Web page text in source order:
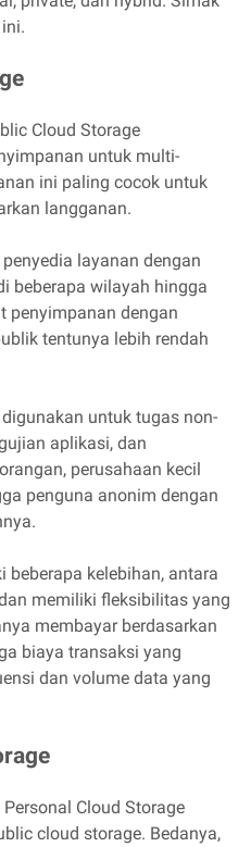
Cloud Storage
untuk multi-
ini paling cocok untuk
langganan.
layanan dengan
beberapa wilayah hingga
penyimpanan dengan
tentunya lebih rendah
untuk tugas non-
aplikasi, dan
perusahaan kecil
penguna anonim dengan
kelebihan, antara
memiliki fleksibilitas yang
membayar berdasarkan
biaya transaksi yang
dan volume data yang
Cloud Storage
cloud storage. Bedanya,